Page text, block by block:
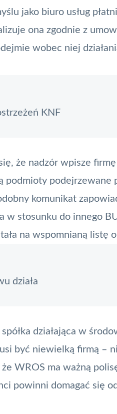
jako biuro usług
ona zgodnie z
wobec niej
KNF
że nadzór wpisze
podmioty podejrzewane
komunikat
w stosunku do innego
na wspomnianą listę
działa
działająca w
być niewielką firmą –
WROS ma ważną
powinni domagać się